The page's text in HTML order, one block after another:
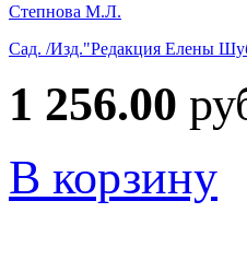
Степнова М.Л.
Сад. /Изд."Редакция Елены
1 256.00
В корзину